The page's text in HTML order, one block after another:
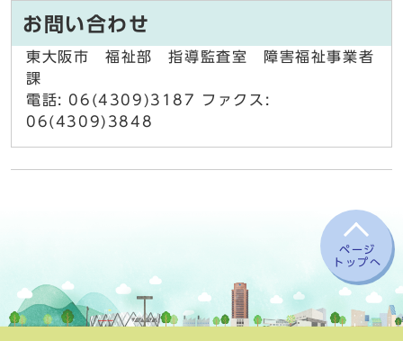
お問い合わせ
東大阪市 福祉部 指導監査室 障害福祉事業者
課
電話: 06(4309)3187 ファクス:
06(4309)3848
ページ
トップへ